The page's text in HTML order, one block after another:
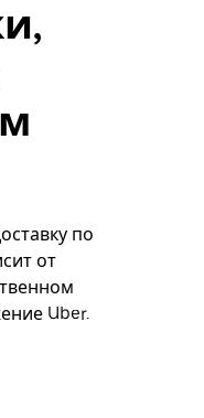
по
от
Uber.